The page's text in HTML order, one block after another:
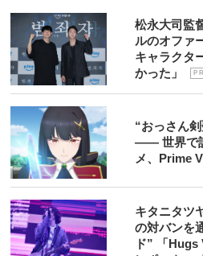
松永大司監
ルのオファ
キャラクタ
かった」
P R
“おっさん
―― 世界で
メ、Prime
キタニタツ
の対バンを
ド” 「